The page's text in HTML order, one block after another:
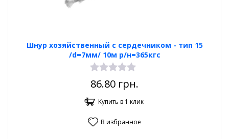
Шнур хозяйственный с сердечником - тип 15
/d=7мм/ 10м р/н=365кгс
86.80 грн.
Купить в 1 клик
В избранное